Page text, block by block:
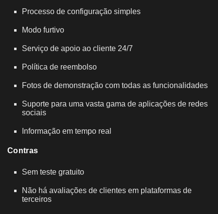
Processo de configuração simples
Modo furtivo
Serviço de apoio ao cliente 24/7
Política de reembolso
Fotos de demonstração com todas as funcionalidades
Suporte para uma vasta gama de aplicações de redes
sociais
Informação em tempo real
Contras
Sem teste gratuito
Não há avaliações de clientes em plataformas de
terceiros